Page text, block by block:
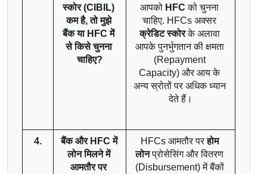
स्कोर (CIBIL)
कम है, तो मुझे
बैंक या HFC में
से किसे चुनना
चाहिए?
आपको HFC को चुनना
चाहिए. HFCs अक्सर
क्रेडिट स्कोर के अलावा
आपके पुनर्भुगतान की क्षमता
(Repayment
Capacity) और आय के
अन्य स्रोतों पर अधिक ध्यान
देते हैं।
4.
बैंक और HFC में
लोन मिलने में
आमतौर पर
HFCs आमतौर पर होम
लोन प्रोसेसिंग और वितरण
(Disbursement) में बैंकों